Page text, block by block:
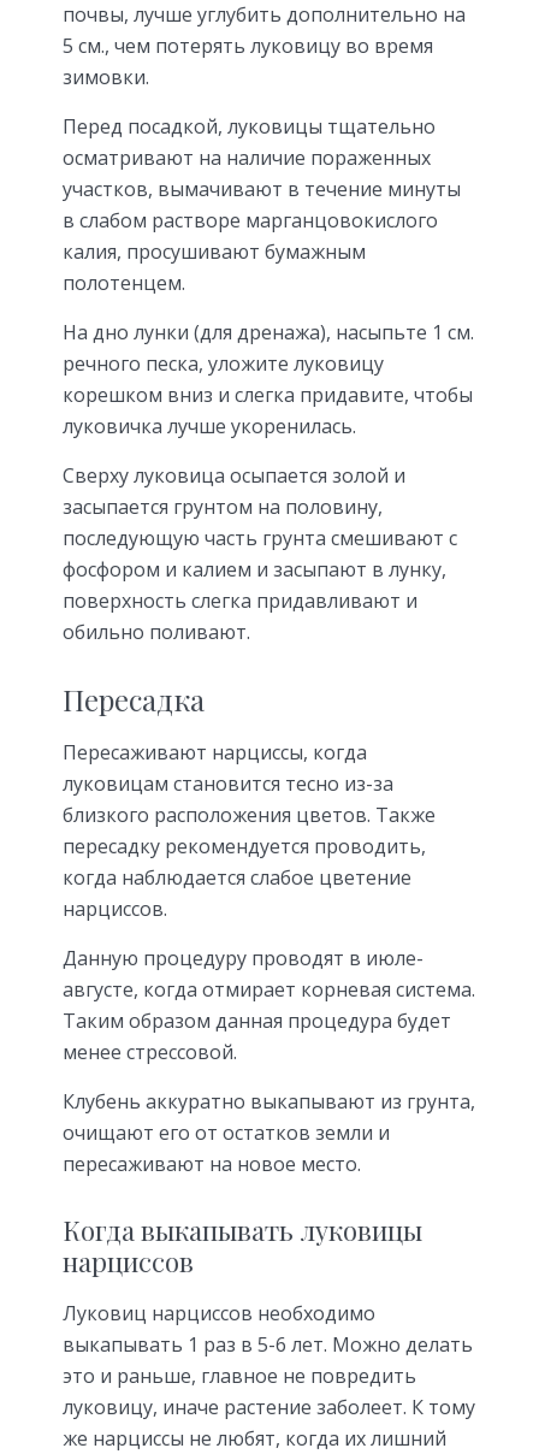
почвы, лучше углубить дополнительно на
5 см., чем потерять луковицу во время
зимовки.
Перед посадкой, луковицы тщательно
осматривают на наличие пораженных
участков, вымачивают в течение минуты
в слабом растворе марганцовокислого
калия, просушивают бумажным
полотенцем.
На дно лунки (для дренажа), насыпьте 1 см.
речного песка, уложите луковицу
корешком вниз и слегка придавите, чтобы
луковичка лучше укоренилась.
Сверху луковица осыпается золой и
засыпается грунтом на половину,
последующую часть грунта смешивают с
фосфором и калием и засыпают в лунку,
поверхность слегка придавливают и
обильно поливают.
Пересадка
Пересаживают нарциссы, когда
луковицам становится тесно из-за
близкого расположения цветов. Также
пересадку рекомендуется проводить,
когда наблюдается слабое цветение
нарциссов.
Данную процедуру проводят в июле-
августе, когда отмирает корневая система.
Таким образом данная процедура будет
менее стрессовой.
Клубень аккуратно выкапывают из грунта,
очищают его от остатков земли и
пересаживают на новое место.
Когда выкапывать луковицы
нарциссов
Луковиц нарциссов необходимо
выкапывать 1 раз в 5-6 лет. Можно делать
это и раньше, главное не повредить
луковицу, иначе растение заболеет. К тому
же нарциссы не любят, когда их лишний